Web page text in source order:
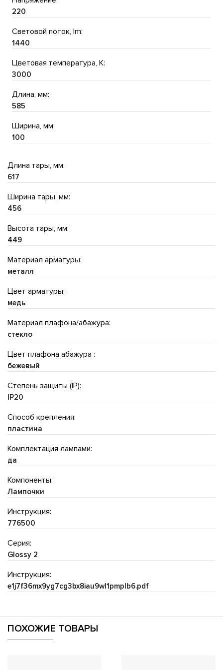
220
Световой поток, lm:
1440
Цветовая температура, K:
3000
Длина, мм:
585
Ширина, мм:
100
Длина тары, мм:
617
Ширина тары, мм:
456
Высота тары, мм:
449
Материал арматуры:
металл
Цвет арматуры:
медь
Материал плафона/абажура:
стекло
Цвет плафона абажура :
бежевый
Степень защиты (IP):
IP20
Способ крепления:
пластина
Комплектация лампами:
да
Компоненты:
Лампочки
Инструкция:
776500
Серия:
Glossy 2
Инструкция:
e1j7f36mx9yg7cg3bx8iau9wl1pmplb6.pdf
ПОХОЖИЕ ТОВАРЫ